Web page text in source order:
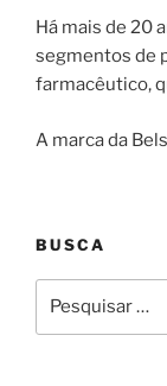
Há mais de 20
segmentos de
farmacêutico,
A marca da
BUSCA
por: